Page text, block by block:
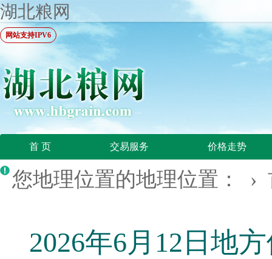
湖北粮网
网站支持IPV6
首 页 交易服务 价格走势
您地理位置的地理位置： ›
2026年6月12日地